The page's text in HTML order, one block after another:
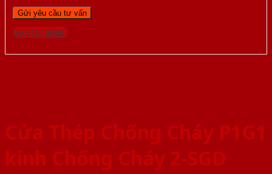
Gọi 0976.169.864
Cửa Thép Chống Cháy P1G1
kinh Chống Cháy 2-SGD